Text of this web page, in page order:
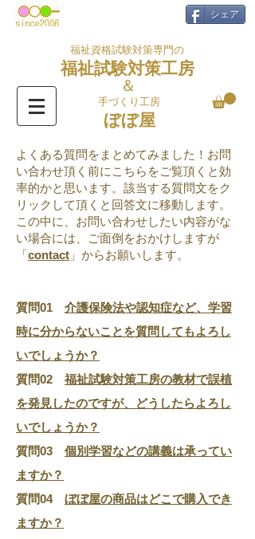
シェア
福祉資格試験対策専門の
福祉試験対策工房
＆
手づくり工房
ぼぼ屋
よくある質問をまとめてみました！お問
い合わせ頂く前にこちらをご覧頂くと効
率的かと思います。該当する質問文をク
リックして頂くと回答文に移動します。
この中に、お問い合わせしたい内容がな
い場合には、ご面倒をおかけしますが
「contact 」からお願いします。
質問01 介護保険法や認知症など、学習
時に分からないことを質問してもよろし
いでしょうか？
質問02 福祉試験対策工房の教材で誤植
を発見したのですが、どうしたらよろし
いでしょうか？
質問03 個別学習などの講義は承ってい
ますか？
質問04 ぼぼ屋の商品はどこで購入でき
ますか？